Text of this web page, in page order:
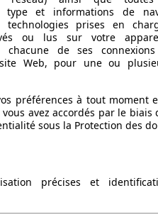
h
permanent
4415 mm
1815 mm
type et informations de
technologies prises en
ou lus sur votre
chacune de ses
Web, pour une ou
préférences à tout moment
avez accordés par le biais
sous la Protection des
précises et